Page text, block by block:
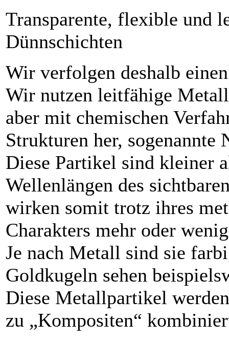
Transparente, flexible und
Dünnschichten
Wir verfolgen deshalb
Wir nutzen leitfähige
aber mit chemischen
Strukturen her, sogenannte
Diese Partikel sind kleiner
Wellenlängen des
wirken somit trotz ihres
Charakters mehr oder
Je nach Metall sind sie
Goldkugeln sehen
Diese Metallpartikel
zu „Kompositen“